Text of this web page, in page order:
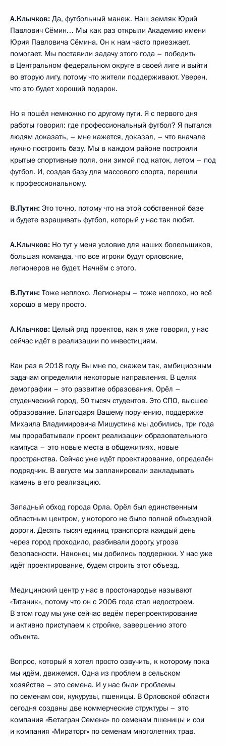
А.Клычков: Да, футбольный манеж. Наш земляк Юрий
Павлович Сёмин… Мы как раз открыли Академию имени
Юрия Павловича Сёмина. Он к нам часто приезжает,
помогает. Мы поставили задачу этого года – победить
в Центральном федеральном округе в своей лиге и выйти
во вторую лигу, потому что жители поддерживают. Уверен,
что это будет хороший подарок.
Но я пошёл немножко по другому пути. Я с первого дня
работы говорил: где профессиональный футбол? Я пытался
людям доказать, – мне кажется, доказал, – что вначале
нужно построить базу. Мы в каждом районе построили
крытые спортивные поля, они зимой под каток, летом – под
футбол. И, создав базу для массового спорта, перешли
к профессиональному.
В.Путин: Это точно, потому что на этой собственной базе
и будете взращивать футбол, который у нас так любят.
А.Клычков: Но тут у меня условие для наших болельщиков,
большая команда, что все игроки будут орловские,
легионеров не будет. Начнём с этого.
В.Путин: Тоже неплохо. Легионеры – тоже неплохо, но всё
хорошо в меру просто.
А.Клычков: Целый ряд проектов, как я уже говорил, у нас
сейчас идёт в реализации по инвестициям.
Как раз в 2018 году Вы мне по, скажем так, амбициозным
задачам определили некоторые направления. В целях
демографии – это развитие образования. Орёл –
студенческий город, 50 тысяч студентов. Это СПО, высшее
образование. Благодаря Вашему поручению, поддержке
Михаила Владимировича Мишустина мы добились, три года
мы прорабатывали проект реализации образовательного
кампуса – это новые места в общежитиях, новые
пространства. Сейчас уже идёт проектирование, определён
подрядчик. В августе мы запланировали закладывать
камень в его реализацию.
Западный обход города Орла. Орёл был единственным
областным центром, у которого не было полной объездной
дороги. Десять тысяч единиц транспорта каждый день
через город проходило, разбивали дорогу, угроза
безопасности. Наконец мы добились поддержки. У нас уже
идёт проектирование, будем строить этот объезд.
Медицинский центр у нас в простонародье называют
«Титаник», потому что он с 2006 года стал недостроем.
В этом году мы уже сейчас ведём перепроектирование
и активно приступаем к стройке, завершению этого
объекта.
Вопрос, который я хотел просто озвучить, к которому пока
мы идём, движемся. Одна из проблем в сельском
хозяйстве – это семена. И у нас были проблемы
по семенам сои, кукурузы, пшеницы. В Орловской области
сегодня созданы две коммерческие структуры – это
компания «Бетагран Семена» по семенам пшеницы и сои
и компания «Мираторг» по семенам многолетних трав.